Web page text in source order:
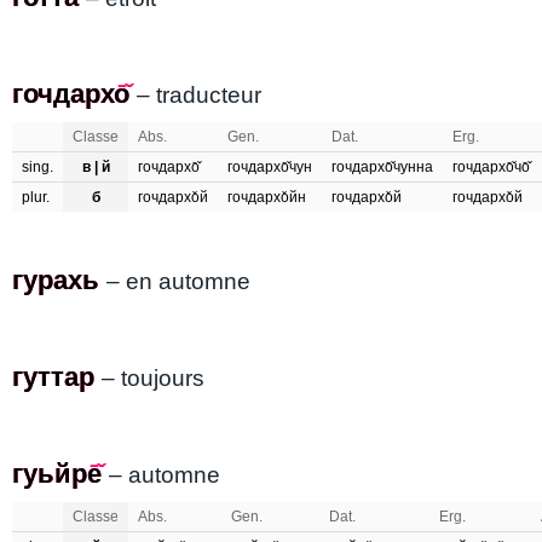
гочдархо̄̌
гочдархо– traducteur
Classe Abs. Gen. Dat.
Erg.
sing.
в | й гочдархо̄̌ гочдархо̄̌чун гочдархо̄̌чунна
гочдархо̄̌чо̄̌
plur.
б гочдархо̌й гочдархо̌йн гочдархо̌й гочдархо̌й
гурахь
гурахь – en automne
гуттар
гуттар – toujours
гуьйре̄̌
гуьйре– automne
Classe Abs. Gen. Dat. Erg.